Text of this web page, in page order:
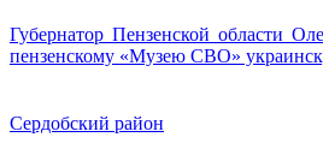
Губернатор Пензенской области
пензенскому «Музею СВО»
Сердобский район